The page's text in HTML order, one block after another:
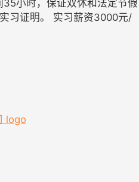
小时，保证双休和法定节假
习证明。 实习薪资3000元/